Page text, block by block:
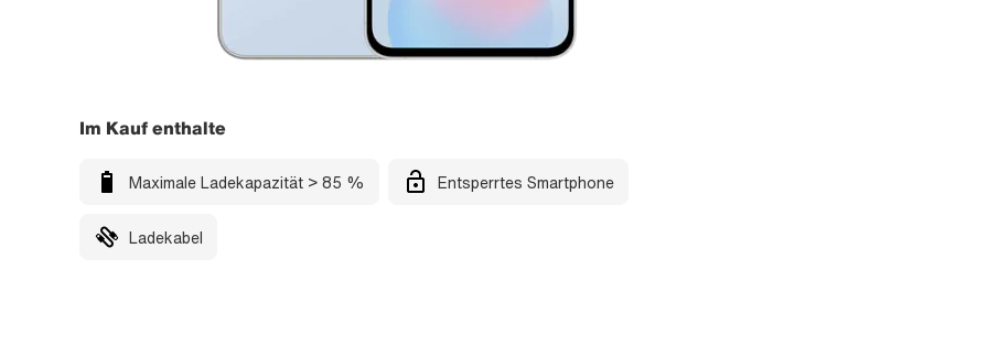
Im Kauf enthalte
Maximale Ladekapazität > 85 % Entsperrtes Smartphone
Ladekabel